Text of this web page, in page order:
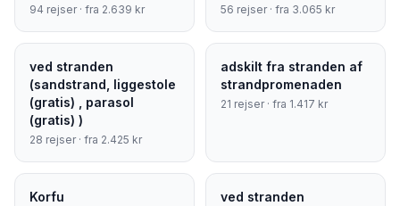
94 rejser · fra 2.639 kr 56 rejser · fra 3.065 kr
ved stranden
(sandstrand, liggestole
(gratis) , parasol
(gratis) )
28 rejser · fra 2.425 kr
adskilt fra stranden af
strandpromenaden
21 rejser · fra 1.417 kr
Korfu
ved stranden